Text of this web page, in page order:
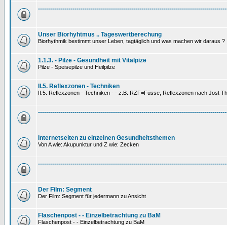
Unser Biorhyhtmus .. Tageswertberechung
Biorhythmik bestimmt unser Leben, tagtäglich und was machen wir daraus ?
1.1.3. - Pilze - Gesundheit mit Vitalpize
Pilze - Speisepilze und Heilpilze
II.5. Reflexzonen - Techniken
II.5. Reflexzonen - Techniken - - z.B. RZF=Füsse, Reflexzonen nach Jost
Internetseiten zu einzelnen Gesundheitsthemen
Von A wie: Akupunktur und Z wie: Zecken
Der Film: Segment
Der Film: Segment für jedermann zu Ansicht
Flaschenpost - - Einzelbetrachtung zu BaM
Flaschenpost - - Einzelbetrachtung zu BaM